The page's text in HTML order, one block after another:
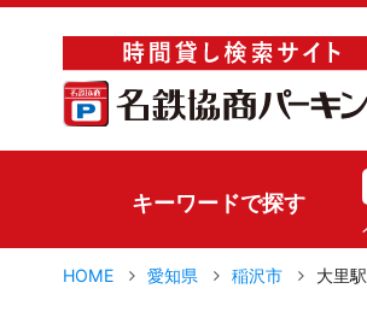
キーワードで探す
HOME 愛知県 稲沢市 大里